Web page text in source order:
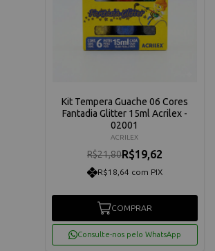
Kit Tempera Guache 06 Cores
Fantadia Glitter 15ml Acrilex -
02001
ACRILEX
R$21,80R$19,62
R$18,64 com PIX
COMPRAR
Consulte-nos pelo WhatsApp